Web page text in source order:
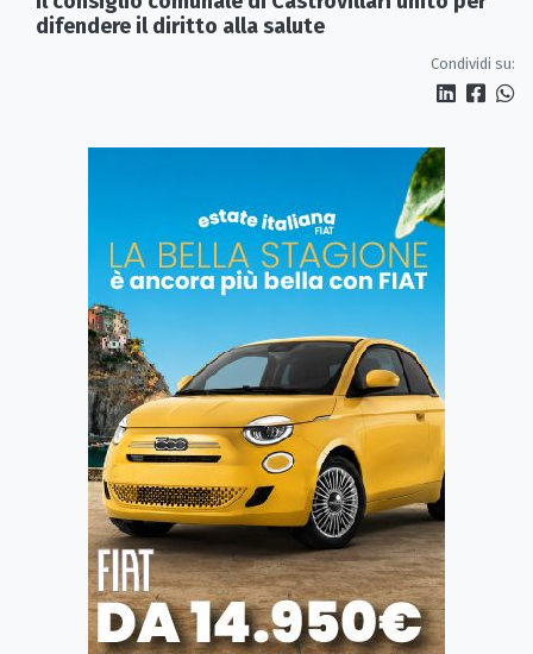
difendere il diritto alla salute
Condividi su: